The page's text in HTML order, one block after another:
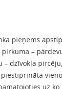
pieņems
–
dzīvokļa
uz